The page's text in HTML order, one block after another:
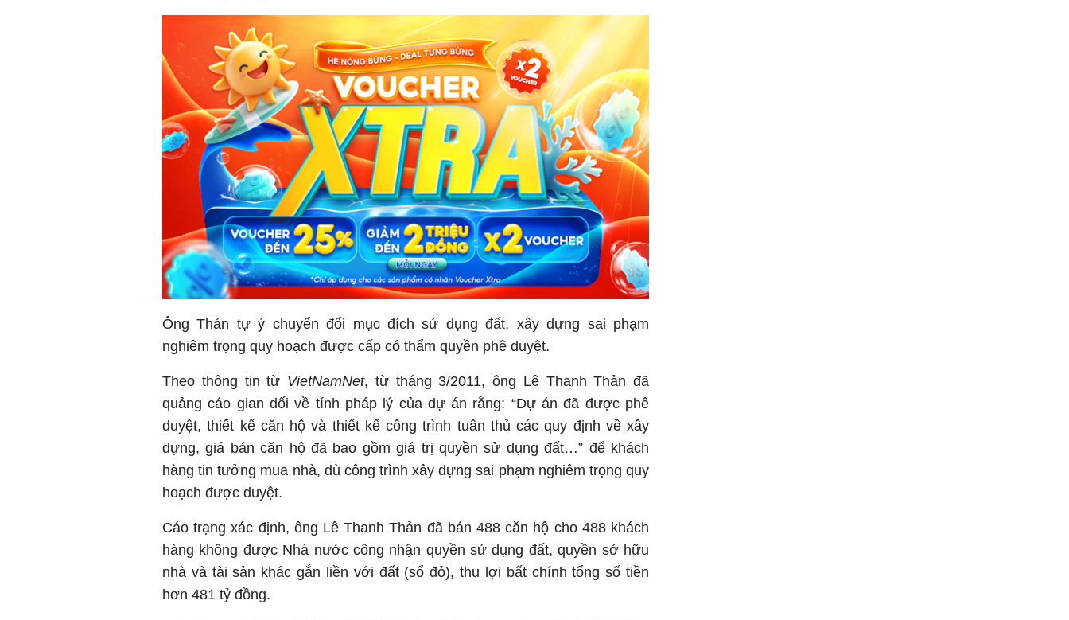
Ông Thản tự ý chuyển đổi mục đích sử dụng đất, xây dựng sai phạm
nghiêm trọng quy hoạch được cấp có thẩm quyền phê duyệt.
Theo thông tin từ VietNamNet, từ tháng 3/2011, ông Lê Thanh Thản đã
quảng cáo gian dối về tính pháp lý của dự án rằng: “Dự án đã được phê
duyệt, thiết kế căn hộ và thiết kế công trình tuân thủ các quy định về xây
dựng, giá bán căn hộ đã bao gồm giá trị quyền sử dụng đất…” để khách
hàng tin tưởng mua nhà, dù công trình xây dựng sai phạm nghiêm trọng quy
hoạch được duyệt.
Cáo trạng xác định, ông Lê Thanh Thản đã bán 488 căn hộ cho 488 khách
hàng không được Nhà nước công nhận quyền sử dụng đất, quyền sở hữu
nhà và tài sản khác gắn liền với đất (sổ đỏ), thu lợi bất chính tổng số tiền
hơn 481 tỷ đồng.